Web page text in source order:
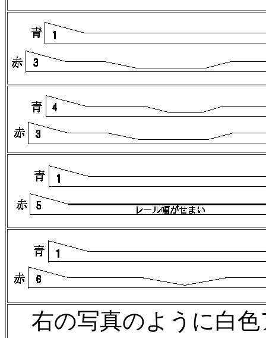
右の写真のように白色